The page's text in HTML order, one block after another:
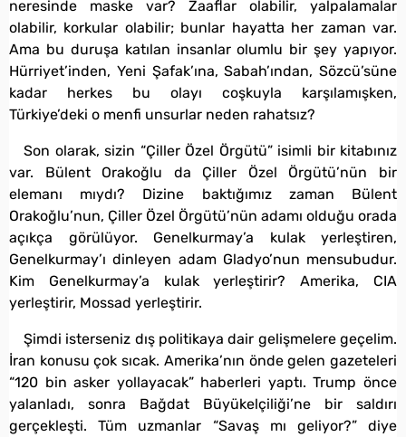
neresinde maske var? Zaaflar olabilir, yalpalamalar
olabilir, korkular olabilir; bunlar hayatta her zaman var.
Ama bu duruşa katılan insanlar olumlu bir şey yapıyor.
Hürriyet’inden, Yeni Şafak’ına, Sabah’ından, Sözcü’süne
kadar herkes bu olayı coşkuyla karşılamışken,
Türkiye’deki o menfi unsurlar neden rahatsız?
Son olarak, sizin “Çiller Özel Örgütü” isimli bir kitabınız
var. Bülent Orakoğlu da Çiller Özel Örgütü’nün bir
elemanı mıydı? Dizine baktığımız zaman Bülent
Orakoğlu’nun, Çiller Özel Örgütü’nün adamı olduğu orada
açıkça görülüyor. Genelkurmay’a kulak yerleştiren,
Genelkurmay’ı dinleyen adam Gladyo’nun mensubudur.
Kim Genelkurmay’a kulak yerleştirir? Amerika, CIA
yerleştirir, Mossad yerleştirir.
Şimdi isterseniz dış politikaya dair gelişmelere geçelim.
İran konusu çok sıcak. Amerika’nın önde gelen gazeteleri
“120 bin asker yollayacak” haberleri yaptı. Trump önce
yalanladı, sonra Bağdat Büyükelçiliği’ne bir saldırı
gerçekleşti. Tüm uzmanlar “Savaş mı geliyor?” diye